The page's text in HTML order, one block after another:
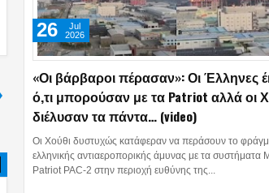
«Οι βάρβαροι πέρασαν»: Οι Έλληνες
ό,τι μπορούσαν με τα Patriot αλλά οι
διέλυσαν τα πάντα… (video)
26
Jul
2026
Οι Χούθι δυστυχώς κατάφεραν να περάσουν το
ελληνικής αντιαεροπορικής άμυνας με τα συστήματα
Patriot PAC-2 στην περιοχή ευθύνης της...